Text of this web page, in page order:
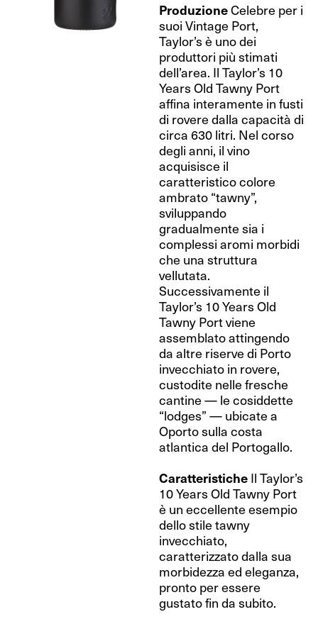
ProduzioneCelebre per i
suoi Vintage Port,
Taylor’s è uno dei
produttori più stimati
dell’area. Il Taylor’s 10
Years Old Tawny Port
affina interamente in fusti
di rovere dalla capacità di
circa 630 litri. Nel corso
degli anni, il vino
acquisisce il
caratteristico colore
ambrato “tawny”,
sviluppando
gradualmente sia i
complessi aromi morbidi
che una struttura
vellutata.
Successivamente il
Taylor’s 10 Years Old
Tawny Port viene
assemblato attingendo
da altre riserve di Porto
invecchiato in rovere,
custodite nelle fresche
cantine — le cosiddette
“lodges” — ubicate a
Oporto sulla costa
atlantica del Portogallo.
Caratteristiche Il Taylor’s
10 Years Old Tawny Port
è un eccellente esempio
dello stile tawny
invecchiato,
caratterizzato dalla sua
morbidezza ed eleganza,
pronto per essere
gustato fin da subito.